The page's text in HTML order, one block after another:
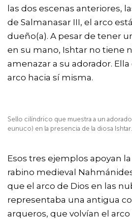
las dos escenas anteriores,
de Salmanasar III, el arco
dueño(a). A pesar de tener
en su mano, Ishtar no tiene
amenazar a su adorador.
arco hacia sí misma.
Sello cilíndrico que muestra a un
eunuco) en la presencia de la diosa
Esos tres ejemplos apoyan
rabino medieval
que el arco de Dios en las
representaba una antigua
arqueros, que volvían el